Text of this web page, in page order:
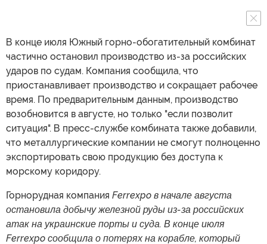
В конце июля Южный горно-обогатительный комбинат
частично остановил производство из-за российских
ударов по судам. Компания сообщила, что
приостанавливает производство и сокращает рабочее
время. По предварительным данным, производство
возобновится в августе, но только "если позволит
ситуация". В пресс-службе комбината также добавили,
что металлургические компании не смогут полноценно
экспортировать свою продукцию без доступа к
морскому коридору.
Горнорудная компания Ferrexpo в начале августа
остановила добычу железной руды из-за российских
атак на украинские порты и суда. В конце июля
Ferrexpo сообщила о потерях на корабле, который